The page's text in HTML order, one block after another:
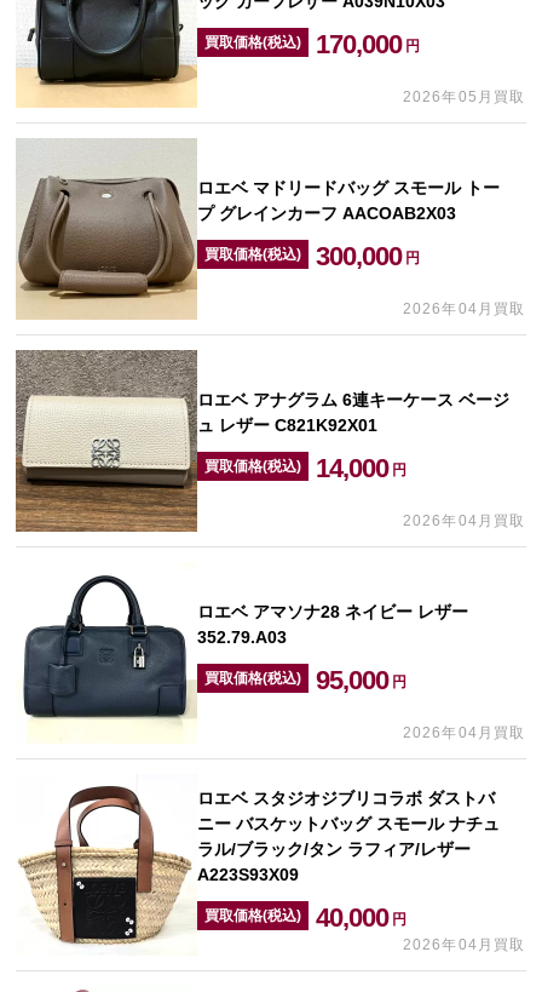
買取価格(税込) 170,000 円
2026年05月買取
ロエベ マドリードバッグ スモール トー
プ グレインカーフ AACOAB2X03
買取価格(税込) 300,000 円
2026年04月買取
ロエベ アナグラム 6連キーケース ベージ
ュ レザー C821K92X01
買取価格(税込) 14,000 円
2026年04月買取
ロエベ アマソナ28 ネイビー レザー
352.79.A03
買取価格(税込) 95,000 円
2026年04月買取
ロエベ スタジオジブリコラボ ダストバ
ニー バスケットバッグ スモール ナチュ
ラル/ブラック/タン ラフィア/レザー
A223S93X09
買取価格(税込) 40,000 円
2026年04月買取